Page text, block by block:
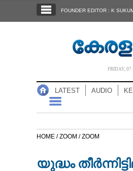
NOTIFIED NEWS
FOUNDER EDITOR : K
FRIDAY, 07
LATEST AUDIO
HOME /ZOOM /ZOOM
യുദ്ധം